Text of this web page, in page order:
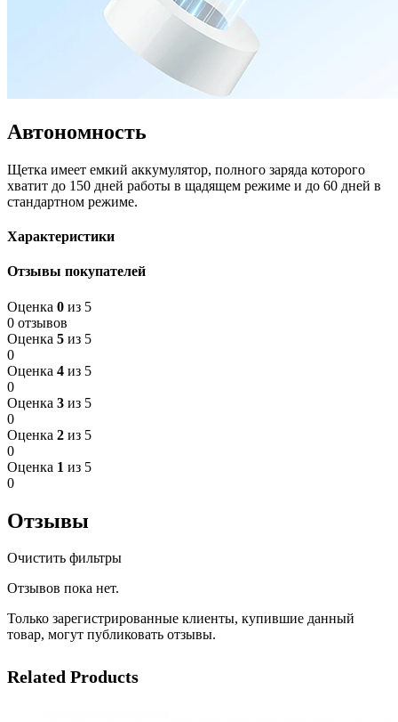
Автономность
Щетка имеет емкий аккумулятор, полного заряда которого
хватит до 150 дней работы в щадящем режиме и до 60 дней в
стандартном режиме.
Характеристики
Отзывы покупателей
Оценка 0 из 5
0 отзывов
Оценка 5 из 5
0
Оценка 4 из 5
0
Оценка 3 из 5
0
Оценка 2 из 5
0
Оценка 1 из 5
0
Отзывы
Очистить фильтры
Отзывов пока нет.
Только зарегистрированные клиенты, купившие данный
товар, могут публиковать отзывы.
Related Products